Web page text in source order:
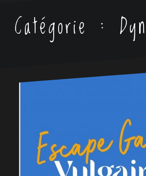
Catégorie :